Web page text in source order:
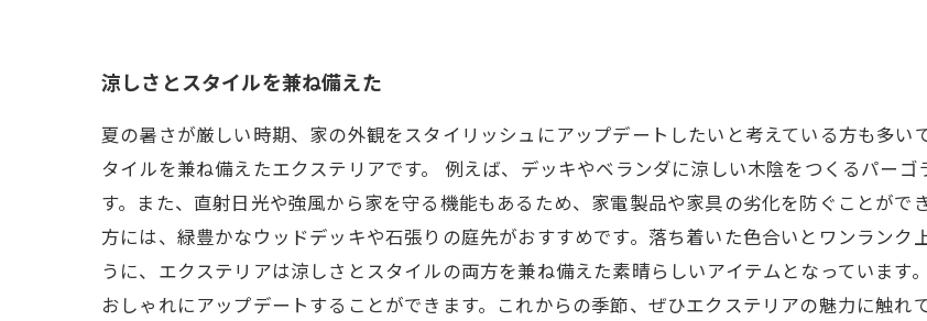
涼しさとスタイルを兼ね備えた
夏の暑さが厳しい時期、家の外観をスタイリッシュにアップデートしたいと考えている方も多
タイルを兼ね備えたエクステリアです。 例えば、デッキやベランダに涼しい木陰をつくるパー
す。また、直射日光や強風から家を守る機能もあるため、家電製品や家具の劣化を防ぐことが
方には、緑豊かなウッドデッキや石張りの庭先がおすすめです。落ち着いた色合いとワンランク
うに、エクステリアは涼しさとスタイルの両方を兼ね備えた素晴らしいアイテムとなっていま
おしゃれにアップデートすることができます。これからの季節、ぜひエクステリアの魅力に触れ